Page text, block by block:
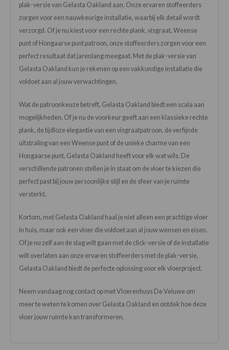
plak-versie van Gelasta Oakland aan. Onze ervaren stoffeerders
zorgen voor een nauwkeurige installatie, waarbij elk detail wordt
verzorgd. Of je nu kiest voor een rechte plank, visgraat, Weense
punt of Hongaarse punt patroon, onze stoffeerders zorgen voor een
perfect resultaat dat jarenlang meegaat. Met de plak-versie van
Gelasta Oakland kun je rekenen op een vakkundige installatie die
voldoet aan al jouw verwachtingen.
Wat de patroonkeuze betreft, Gelasta Oakland biedt een scala aan
mogelijkheden. Of je nu de voorkeur geeft aan een klassieke rechte
plank, de tijdloze elegantie van een visgraatpatroon, de verfijnde
uitstraling van een Weense punt of de unieke charme van een
Hongaarse punt, Gelasta Oakland heeft voor elk wat wils. De
verschillende patronen stellen je in staat om de vloer te kiezen die
perfect past bij jouw persoonlijke stijl en de sfeer van je ruimte
versterkt.
Kortom, met Gelasta Oakland haal je niet alleen een prachtige vloer
in huis, maar ook een vloer die voldoet aan al jouw wensen en eisen.
Of je nu zelf aan de slag wilt gaan met de click-versie of de installatie
wilt overlaten aan onze ervaren stoffeerders met de plak-versie,
Gelasta Oakland biedt de perfecte oplossing voor elk vloerproject.
Neem vandaag nog contact op met Vloerenhuys De Veluwe om
meer te weten te komen over Gelasta Oakland en ontdek hoe deze
vloer jouw ruimte kan transformeren.